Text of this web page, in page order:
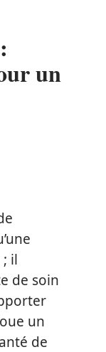
un
il
de soin
un
de